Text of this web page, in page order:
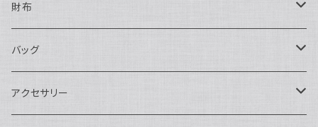
財布
長財布
二つ折り
バッグ
ショルダーバッグ・ボディバッグ
アクセサリー